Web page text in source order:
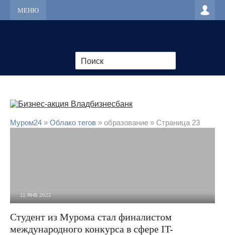
МЕНЮ
Муром24 » Облако тегов » образование » Страница 23
11 ЯНВ 2022
Студент из Мурома стал финалистом
международного конкурса в сфере IT-